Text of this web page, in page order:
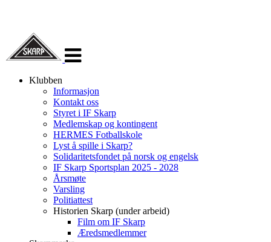
navigasjon
Klubben
Informasjon
Kontakt oss
Styret i IF Skarp
Medlemskap og kontingent
HERMES Fotballskole
Lyst å spille i Skarp?
Solidaritetsfondet på norsk og engelsk
IF Skarp Sportsplan 2025 - 2028
Årsmøte
Varsling
Politiattest
Historien Skarp (under arbeid)
Film om IF Skarp
Æredsmedlemmer